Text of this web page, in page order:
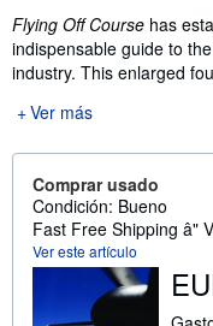
Flying Off Course has
indispensable guide to
industry. This enlarged
Ver más
Comprar usado
Condición: Bueno
Fast Free Shipping â"
Ver este artículo